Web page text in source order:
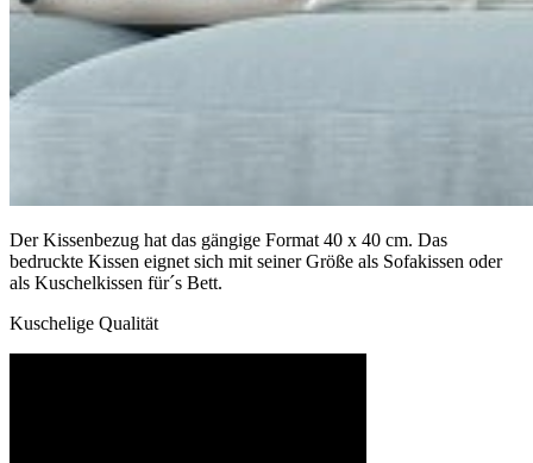
Der Kissenbezug hat das gängige Format 40 x 40 cm. Das
bedruckte Kissen eignet sich mit seiner Größe als Sofakissen oder
als Kuschelkissen für´s Bett.
Kuschelige Qualität